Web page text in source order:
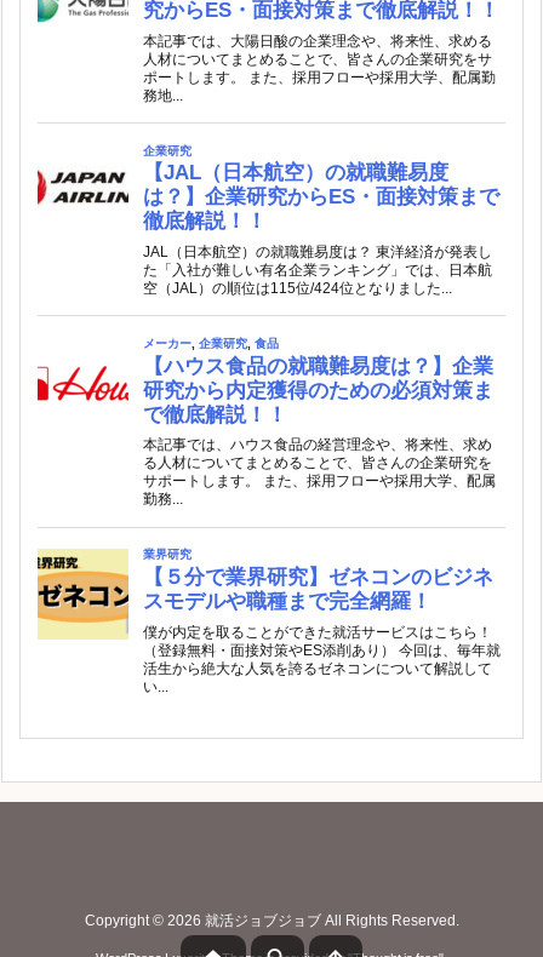
Copyright © 2026 就活ジョブジョブAll Rights Reserved.